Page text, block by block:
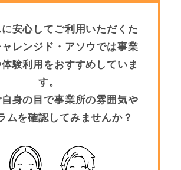
安心してご利用いただくた
レンジド・アソウでは事業
験利用をおすすめしていま
す。
身の目で事業所の雰囲気や
ムを確認してみませんか？